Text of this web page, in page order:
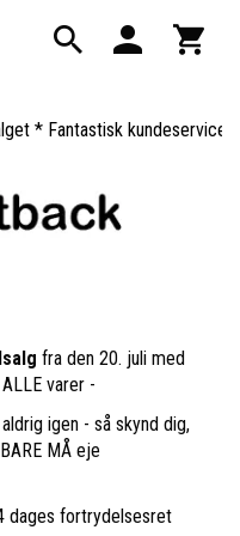
kundeservice *
fra den 20. juli med
varer -
igen - så skynd dig,
MÅ eje
dages fortrydelsesret